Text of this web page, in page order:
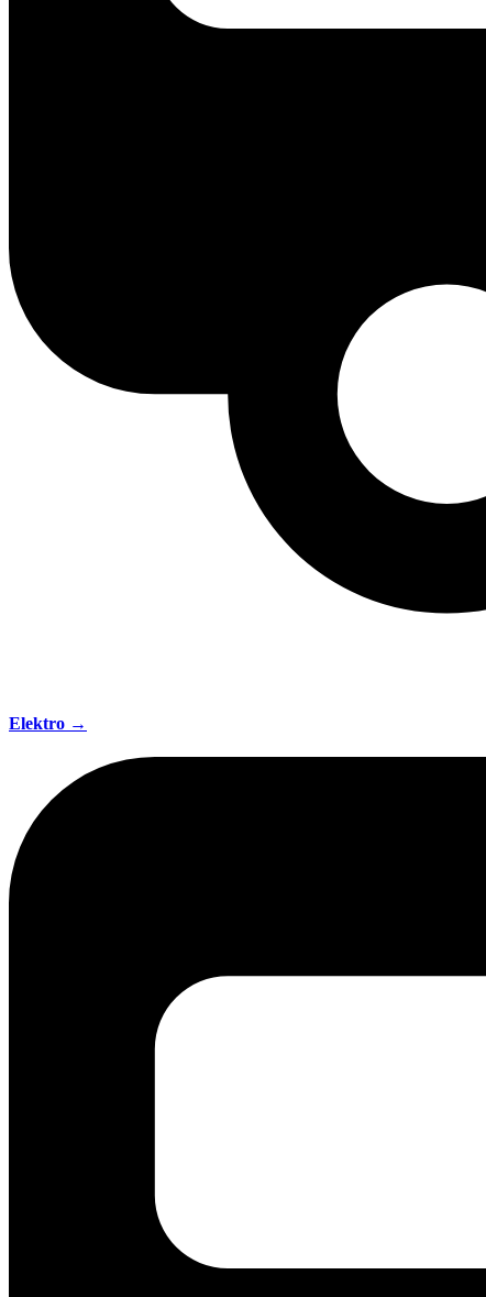
Elektro →